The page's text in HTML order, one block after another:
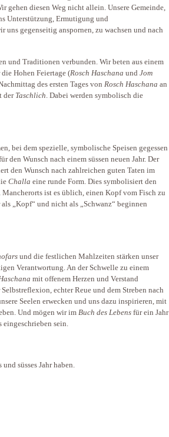
gehen diesen Weg nicht allein. Unsere Gemeinde,
Unterstützung, Ermutigung und
uns gegenseitig anspornen, zu wachsen und nach
und Traditionen verbunden. Wir beten aus einem
die Hohen Feiertage (Rosch Haschana und Jom
des ersten Tages von Rosch Haschana an
der Taschlich. Dabei werden symbolisch die
bei dem spezielle, symbolische Speisen gegessen
den Wunsch nach einem süssen neuen Jahr. Der
den Wunsch nach zahlreichen guten Taten im
Challa eine runde Form. Dies symbolisiert den
ist es üblich, einen Kopf vom Fisch zu
als „Kopf“ und nicht als „Schwanz“ beginnen
und die festlichen Mahlzeiten stärken unser
Verantwortung. An der Schwelle zu einem
mit offenem Herzen und Verstand
echter Reue und dem Streben nach
Seelen erwecken und uns dazu inspirieren, mit
Und mögen wir im Buch des Lebens für ein Jahr
eingeschrieben sein.
süsses Jahr haben.